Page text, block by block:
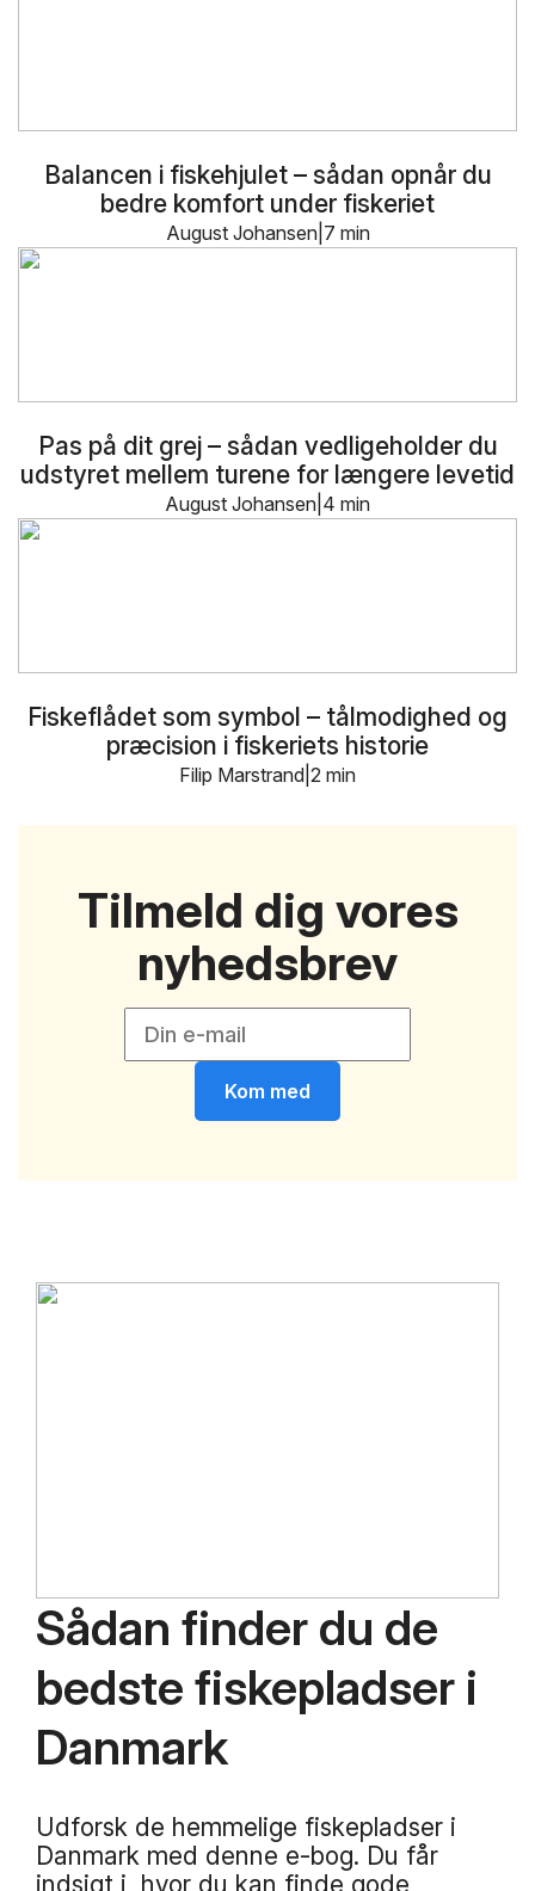
Balancen i fiskehjulet – sådan opnår du
bedre komfort under fiskeriet
7 min
August Johansen
Pas på dit grej – sådan vedligeholder du
udstyret mellem turene for længere levetid
4 min
August Johansen
Fiskeflådet som symbol – tålmodighed og
præcision i fiskeriets historie
2 min
Filip Marstrand
Tilmeld dig vores
nyhedsbrev
Kom med
Sådan finder du de
bedste fiskepladser i
Danmark
Udforsk de hemmelige fiskepladser i
Danmark med denne e-bog. Du får
indsigt i, hvor du kan finde gode